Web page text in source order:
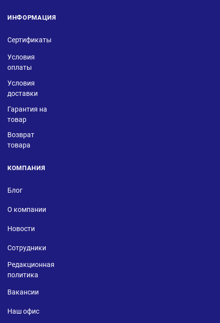
ИНФОРМАЦИЯ
Сертификаты
Условия
оплаты
Условия
доставки
Гарантия на
товар
Возврат
товара
КОМПАНИЯ
Блог
О компании
Новости
Сотрудники
Редакционная
политика
Вакансии
Наш офис